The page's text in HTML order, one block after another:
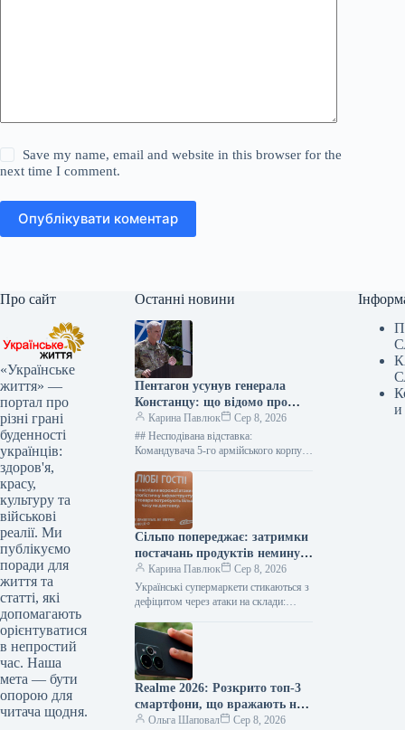
Save my name, email and website in this browser for the
next time I comment.
Опублікувати коментар
Про сайт
«Українське
життя» —
портал про
різні грані
буденності
українців:
здоров'я,
красу,
культуру та
військові
реалії. Ми
публікуємо
поради для
життя та
статті, які
допомагають
орієнтуватися
в непростий
час. Наша
мета — бути
опорою для
читача щодня.
Останні новини
Пентагон усунув генерала
Констанцу: що відомо про
рішення щодо військової
допомоги Україні
Карина Павлюк
Сер 8, 2026
## Несподівана відставка:
Командувача 5-го армійського корпусу
виконання обов’язків ### Термінове
звільнення високопосадовця
Міністерство оборони…
Сільпо попереджає: затримки
постачань продуктів неминучі
– що це означає для покупців
Карина Павлюк
Сер 8, 2026
Українські супермаркети стикаються з
дефіцитом через атаки на склади:
покупців Мешканці столиці вже
помічають певні…
Realme 2026: Розкрито топ-3
смартфони, що вражають на
будь-який гаманець
Ольга Шаповал Сер 8, 2026
и